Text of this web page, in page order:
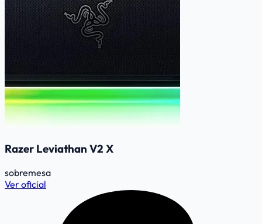
Razer Leviathan V2 X
sobremesa
Ver oficial